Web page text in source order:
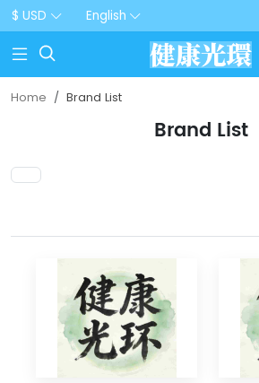
$ USD English

Home Brand List
Brand List